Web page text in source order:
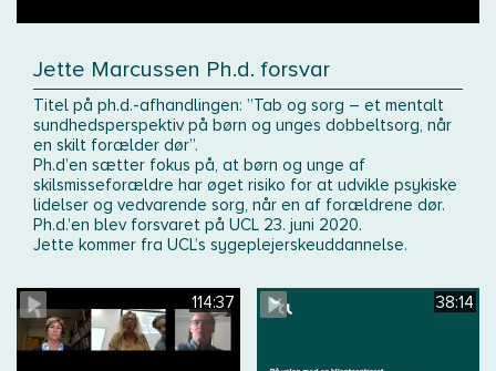
Jette Marcussen Ph.d. forsvar
Titel på ph.d.-afhandlingen: ”Tab og sorg – et mentalt
sundhedsperspektiv på børn og unges dobbeltsorg, når
en skilt forælder dør”.
Ph.d’en sætter fokus på, at børn og unge af
skilsmisseforældre har øget risiko for at udvikle psykiske
lidelser og vedvarende sorg, når en af forældrene dør.
Ph.d.’en blev forsvaret på UCL 23. juni 2020.
Jette kommer fra UCL’s sygeplejerskeuddannelse.
114:37 38:14